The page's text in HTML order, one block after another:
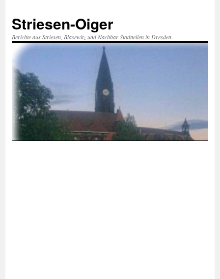
springen
Striesen-Oiger
Berichte aus Striesen, Blasewitz und Nachbar-Stadtteilen in Dresden